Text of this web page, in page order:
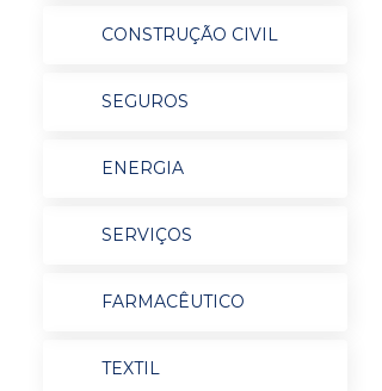
CONSTRUÇÃO CIVIL
SEGUROS
ENERGIA
SERVIÇOS
FARMACÊUTICO
TEXTIL